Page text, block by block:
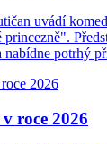
uvádí
princezně".
nabídne potrhý
roce 2026